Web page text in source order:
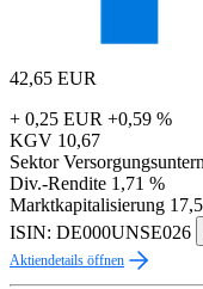
42,65 EUR
+ 0,25 EUR +0,59 %
KGV 10,67
Sektor
Div.-Rendite 1,71 %
Marktkapitalisierung
ISIN: DE000UNSE026
Aktiendetails öffnen